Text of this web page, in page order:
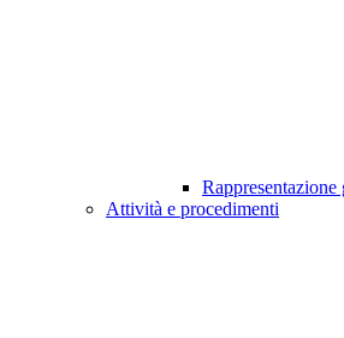
Rappresentazione
Attività e procedimenti